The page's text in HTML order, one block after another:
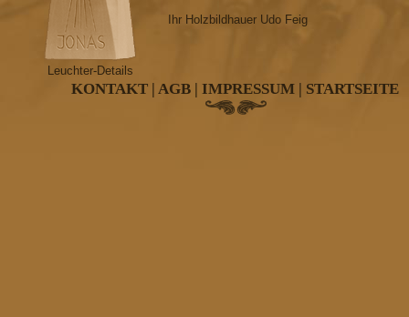
Leuchter-Details
Ihr Holzbildhauer Udo Feig
KONTAKT | AGB | IMPRESSUM | STARTSEITE